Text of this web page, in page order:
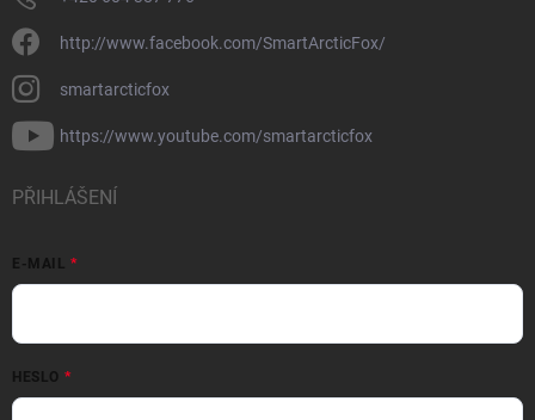
http://www.facebook.com/SmartArcticFox/
smartarcticfox
https://www.youtube.com/smartarcticfox
PŘIHLÁŠENÍ
E-MAIL
HESLO